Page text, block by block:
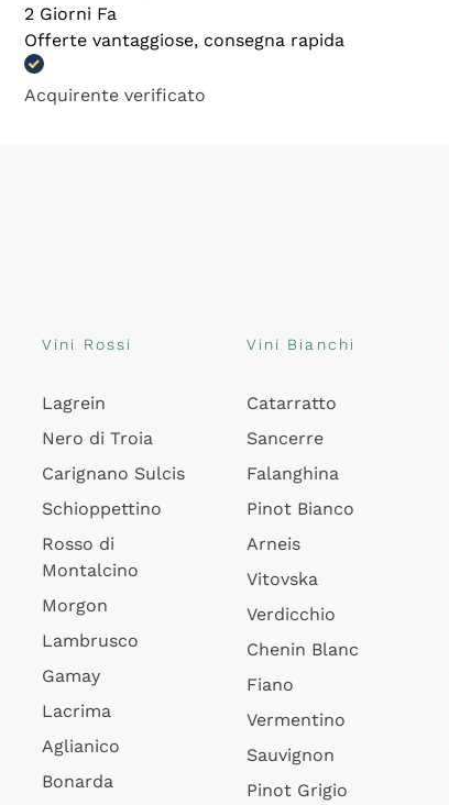
2 Giorni Fa
Offerte vantaggiose, consegna rapida
Acquirente verificato
Vini Rossi
Lagrein
Nero di Troia
Carignano Sulcis
Schioppettino
Rosso di
Montalcino
Morgon
Lambrusco
Gamay
Lacrima
Aglianico
Bonarda
Vini Bianchi
Catarratto
Sancerre
Falanghina
Pinot Bianco
Arneis
Vitovska
Verdicchio
Chenin Blanc
Fiano
Vermentino
Sauvignon
Pinot Grigio